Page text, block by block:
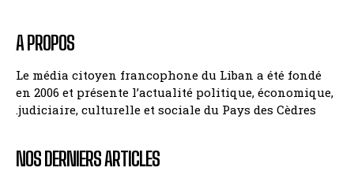
A PROPOS
Le média citoyen francophone du Liban a été fondé
en 2006 et présente l’actualité politique, économique,
judiciaire, culturelle et sociale du Pays des Cèdres.
NOS DERNIERS ARTICLES